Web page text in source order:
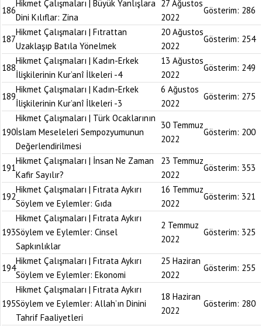
186
Hikmet Çalışmaları | Büyük Yanlışlara
Dini Kılıflar: Zina
27 Ağustos
2022
Gösterim: 286
187
Hikmet Çalışmaları | Fıtrattan
Uzaklaşıp Batıla Yönelmek
20 Ağustos
2022
Gösterim: 254
188
Hikmet Çalışmaları | Kadın-Erkek
İlişkilerinin Kur’anî İlkeleri -4
13 Ağustos
2022
Gösterim: 249
189
Hikmet Çalışmaları | Kadın-Erkek
İlişkilerinin Kur’anî İlkeleri -3
6 Ağustos
2022
Gösterim: 275
190
Hikmet Çalışmaları | Türk Ocaklarının
İslam Meseleleri Sempozyumunun
Değerlendirilmesi
30 Temmuz
2022
Gösterim: 200
191
Hikmet Çalışmaları | İnsan Ne Zaman
Kafir Sayılır?
23 Temmuz
2022
Gösterim: 353
192
Hikmet Çalışmaları | Fıtrata Aykırı
Söylem ve Eylemler: Gıda
16 Temmuz
2022
Gösterim: 321
193
Hikmet Çalışmaları | Fıtrata Aykırı
Söylem ve Eylemler: Cinsel
Sapkınlıklar
2 Temmuz
2022
Gösterim: 325
194
Hikmet Çalışmaları | Fıtrata Aykırı
Söylem ve Eylemler: Ekonomi
25 Haziran
2022
Gösterim: 255
195
Hikmet Çalışmaları | Fıtrata Aykırı
Söylem ve Eylemler: Allah’ın Dinini
Tahrif Faaliyetleri
18 Haziran
2022
Gösterim: 280